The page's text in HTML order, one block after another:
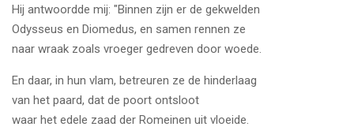
Hij antwoordde mij: "Binnen zijn er de gekwelden
Odysseus en Diomedus, en samen rennen ze
naar wraak zoals vroeger gedreven door woede.
En daar, in hun vlam, betreuren ze de hinderlaag
van het paard, dat de poort ontsloot
waar het edele zaad der Romeinen uit vloeide.